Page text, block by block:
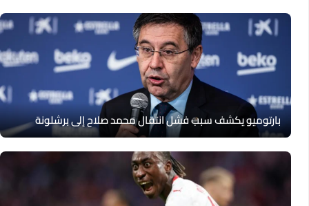
بارتوميو يكشف سبب فشل انتقال محمد صلاح إلى برشلونة